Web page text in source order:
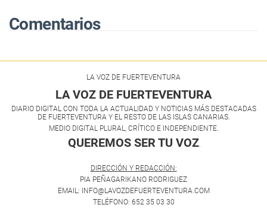
Comentarios
LA VOZ DE FUERTEVENTURA
LA VOZ DE FUERTEVENTURA
DIARIO DIGITAL CON TODA LA ACTUALIDAD Y NOTICIAS MÁS DESTACADAS
DE FUERTEVENTURA Y EL RESTO DE LAS ISLAS CANARIAS.
MEDIO DIGITAL PLURAL, CRÍTICO E INDEPENDIENTE.
QUEREMOS SER TU VOZ.
DIRECCIÓN Y REDACCIÓN:
PIA PEÑAGARIKANO RODRIGUEZ
EMAIL: INFO@LAVOZDEFUERTEVENTURA.COM
TELÉFONO: 652 35 03 30